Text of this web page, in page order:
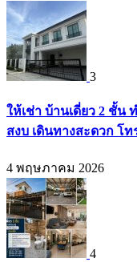
3
ให้เช่า บ้านเดี่ยว 2 ชั้น
สงบ เดินทางสะดวก โท
4 พฤษภาคม 2026
4